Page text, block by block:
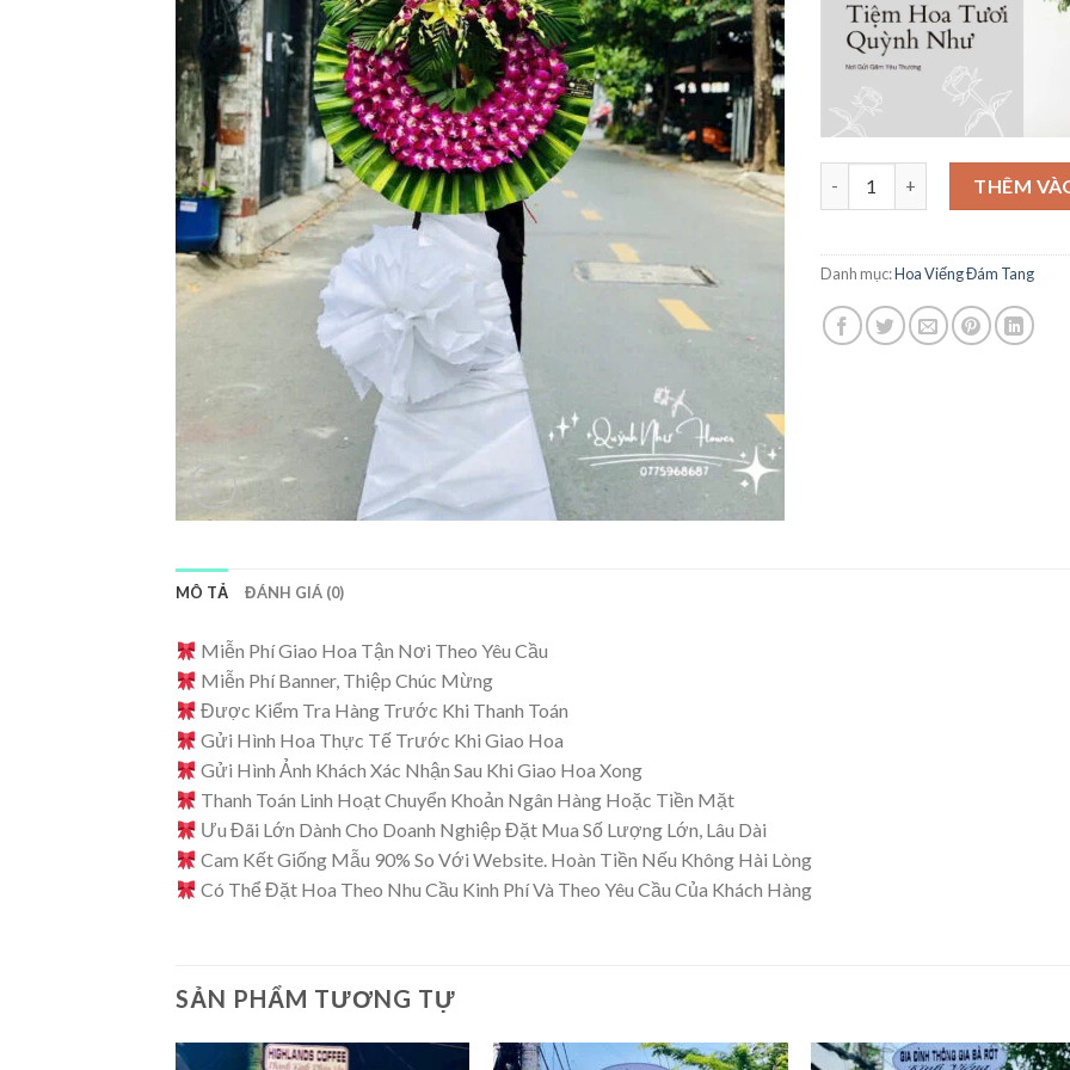
Mẫu Hoa Viếng Tinh Tế -
THÊM
Danh mục:Hoa Viếng Đám Tang
MÔ TẢ ĐÁNH GIÁ (0)
Miễn Phí Giao Hoa Tận Nơi Theo Yêu Cầu
Miễn Phí Banner, Thiệp Chúc Mừng
Được Kiểm Tra Hàng Trước Khi Thanh Toán
Gửi Hình Hoa Thực Tế Trước Khi Giao Hoa
Gửi Hình Ảnh Khách Xác Nhận Sau Khi Giao Hoa Xong
Thanh Toán Linh Hoạt Chuyển Khoản Ngân Hàng Hoặc Tiền Mặt
Ưu Đãi Lớn Dành Cho Doanh Nghiệp Đặt Mua Số Lượng Lớn, Lâu Dài
Cam Kết Giống Mẫu 90% So Với Website. Hoàn Tiền Nếu Không Hài Lòng
Có Thể Đặt Hoa Theo Nhu Cầu Kinh Phí Và Theo Yêu Cầu Của Khách Hàng
SẢN PHẨM TƯƠNG TỰ